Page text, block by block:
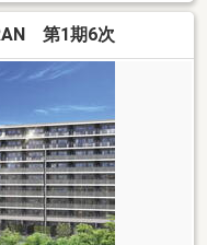
第1期6次